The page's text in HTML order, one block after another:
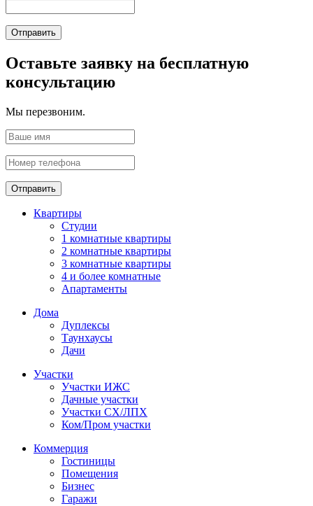
Отправить
Оставьте заявку на бесплатную
консультацию
Мы перезвоним.
Отправить
Квартиры
Студии
1 комнатные квартиры
2 комнатные квартиры
3 комнатные квартиры
4 и более комнатные
Апартаменты
Дома
Дуплексы
Таунхаусы
Дачи
Участки
Участки ИЖС
Дачные участки
Участки СХ/ЛПХ
Ком/Пром участки
Коммерция
Гостиницы
Помещения
Бизнес
Гаражи